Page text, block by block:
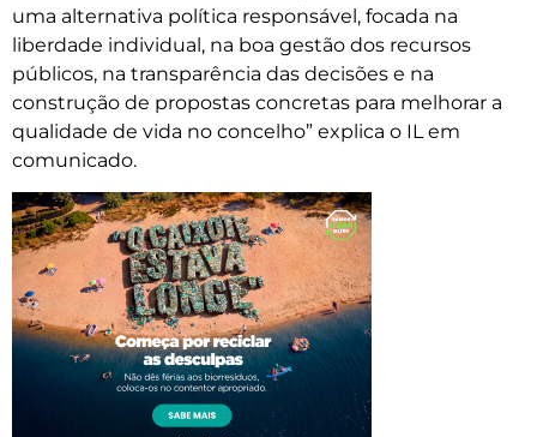
uma alternativa política responsável, focada na
liberdade individual, na boa gestão dos recursos
públicos, na transparência das decisões e na
construção de propostas concretas para melhorar a
qualidade de vida no concelho” explica o IL em
comunicado.